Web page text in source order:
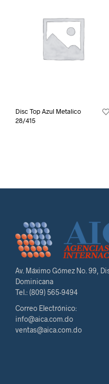
Disc Top Azul Metalico
28/415
Av. Máximo Gómez No. 99,
Dominicana
Tel.: (809) 565-9494
Correo Electrónico:
info@aica.com.do
ventas@aica.com.do